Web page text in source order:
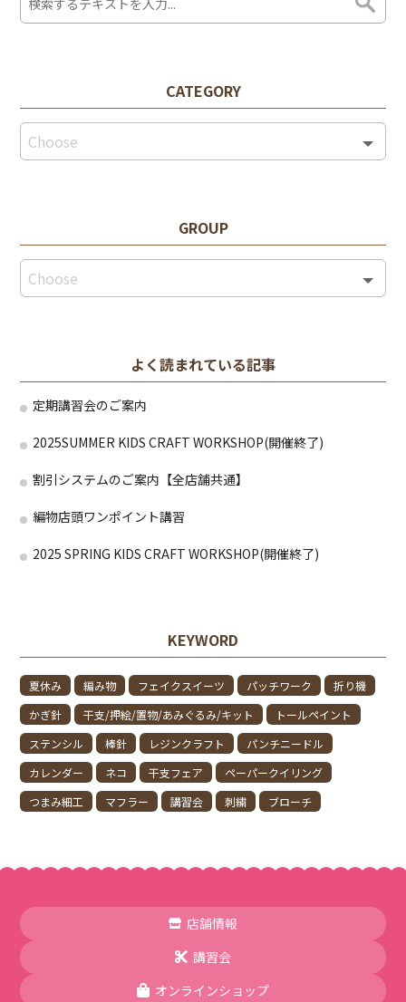
CATEGORY
GROUP
よく読まれている記事
定期講習会のご案内
2025SUMMER KIDS CRAFT WORKSHOP(開催終了)
割引システムのご案内【全店舗共通】
編物店頭ワンポイント講習
2025 SPRING KIDS CRAFT WORKSHOP(開催終了)
KEYWORD
夏休み 編み物 フェイクスイーツ パッチワーク
折り機
かぎ針
干支/押絵/置物/あみぐるみ/キット
トールペイント
ステンシル
棒針 レジンクラフト
パンチニードル
カレンダー
ネコ 干支フェア
ペーパークイリング
つまみ細工
マフラー 講習会 刺繍 ブローチ
店舗情報
講習会
オンラインショップ